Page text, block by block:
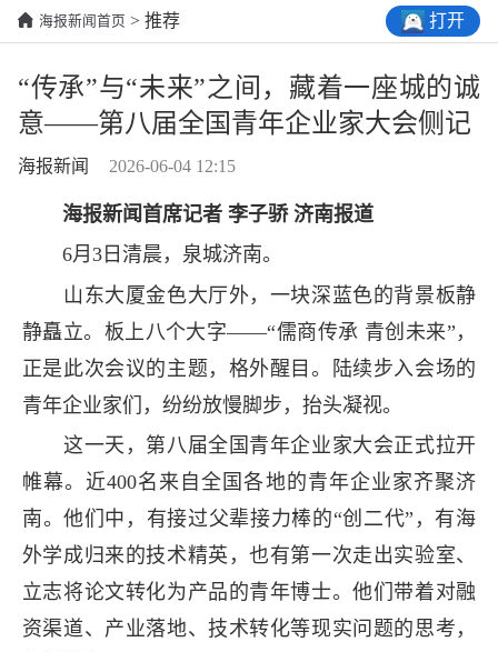
海报新闻首页 > 推荐 打开
“传承”与“未来”之间，藏着一座城的诚
意——第八届全国青年企业家大会侧记
海报新闻 2026-06-04 12:15
海报新闻首席记者 李子骄 济南报道
6月3日清晨，泉城济南。
山东大厦金色大厅外，一块深蓝色的背景板静
静矗立。板上八个大字——“儒商传承 青创未来”，
正是此次会议的主题，格外醒目。陆续步入会场的
青年企业家们，纷纷放慢脚步，抬头凝视。
这一天，第八届全国青年企业家大会正式拉开
帷幕。近400名来自全国各地的青年企业家齐聚济
南。他们中，有接过父辈接力棒的“创二代”，有海
外学成归来的技术精英，也有第一次走出实验室、
立志将论文转化为产品的青年博士。他们带着对融
资渠道、产业落地、技术转化等现实问题的思考，